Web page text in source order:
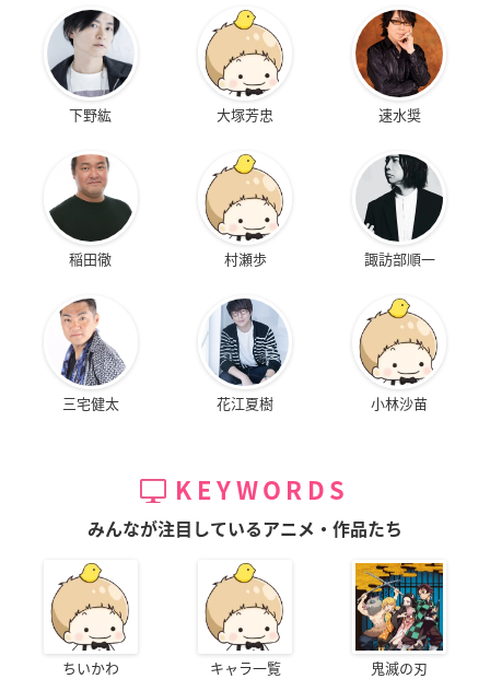
下野紘 大塚芳忠 速水奨
稲田徹 村瀬歩 諏訪部順一
三宅健太 花江夏樹 小林沙苗
KEYWORDS
みんなが注目しているアニメ・作品たち
ちいかわ キャラ一覧 鬼滅の刃